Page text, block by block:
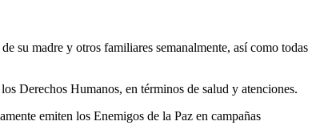
su madre y otros familiares semanalmente, así como todas
Derechos Humanos, en términos de salud y atenciones.
emiten los Enemigos de la Paz en campañas